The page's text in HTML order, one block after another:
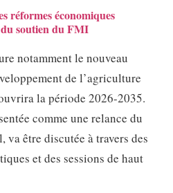
réformes économiques
soutien du FMI
notamment le nouveau
de l’agriculture
la période 2026-2035.
comme une relance du
être discutée à travers des
et des sessions de haut